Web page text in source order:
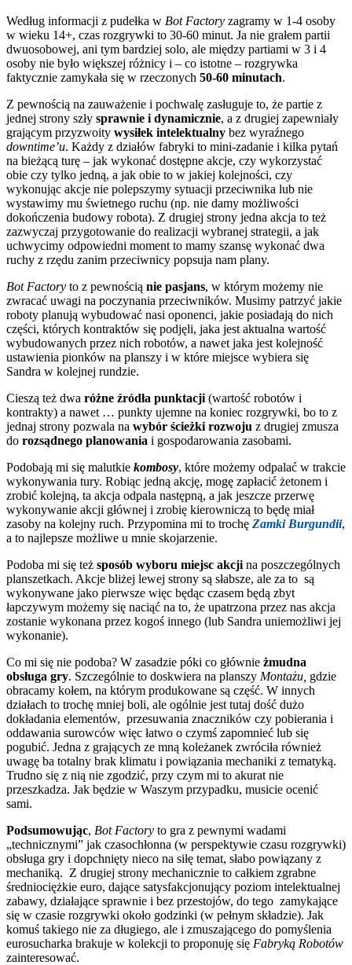
Według informacji z pudełka w Bot Factory zagramy w 1-4 osoby
w wieku 14+, czas rozgrywki to 30-60 minut. Ja nie grałem partii
dwuosobowej, ani tym bardziej solo, ale między partiami w 3 i 4
osoby nie było większej różnicy i – co istotne – rozgrywka
faktycznie zamykała się w rzeczonych 50-60 minutach.
Z pewnością na zauważenie i pochwalę zasługuje to, że partie z
jednej strony szły sprawnie i dynamicznie, a z drugiej zapewniały
grającym przyzwoity wysiłek intelektualny bez wyraźnego
downtime’u. Każdy z działów fabryki to mini-zadanie i kilka pytań
na bieżącą turę – jak wykonać dostępne akcje, czy wykorzystać
obie czy tylko jedną, a jak obie to w jakiej kolejności, czy
wykonując akcje nie polepszymy sytuacji przeciwnika lub nie
wystawimy mu świetnego ruchu (np. nie damy możliwości
dokończenia budowy robota). Z drugiej strony jedna akcja to też
zazwyczaj przygotowanie do realizacji wybranej strategii, a jak
uchwycimy odpowiedni moment to mamy szansę wykonać dwa
ruchy z rzędu zanim przeciwnicy popsuja nam plany.
Bot Factory to z pewnością nie pasjans, w którym możemy nie
zwracać uwagi na poczynania przeciwników. Musimy patrzyć jakie
roboty planują wybudować nasi oponenci, jakie posiadają do nich
części, których kontraktów się podjęli, jaka jest aktualna wartość
wybudowanych przez nich robotów, a nawet jaka jest kolejność
ustawienia pionków na planszy i w które miejsce wybiera się
Sandra w kolejnej rundzie.
Cieszą też dwa różne źródła punktacji (wartość robotów i
kontrakty) a nawet … punkty ujemne na koniec rozgrywki, bo to z
jednaj strony pozwala na wybór ścieżki rozwoju z drugiej zmusza
do rozsądnego planowania i gospodarowania zasobami.
Podobają mi się malutkie kombosy, które możemy odpalać w trakcie
wykonywania tury. Robiąc jedną akcję, mogę zapłacić żetonem i
zrobić kolejną, ta akcja odpala następną, a jak jeszcze przerwę
wykonywanie akcji głównej i zrobię kierowniczą to będę miał
zasoby na kolejny ruch. Przypomina mi to trochę Zamki Burgundii,
a to najlepsze możliwe u mnie skojarzenie.
Podoba mi się też sposób wyboru miejsc akcji na poszczególnych
planszetkach. Akcje bliżej lewej strony są słabsze, ale za to są
wykonywane jako pierwsze więc będąc czasem będą zbyt
łapczywym możemy się naciąć na to, że upatrzona przez nas akcja
zostanie wykonana przez kogoś innego (lub Sandra uniemożliwi jej
wykonanie).
Co mi się nie podoba? W zasadzie póki co głównie żmudna
obsługa gry. Szczególnie to doskwiera na planszy Montażu, gdzie
obracamy kołem, na którym produkowane są część. W innych
działach to trochę mniej boli, ale ogólnie jest tutaj dość dużo
dokładania elementów, przesuwania znaczników czy pobierania i
oddawania surowców więc łatwo o czymś zapomnieć lub się
pogubić. Jedna z grających ze mną koleżanek zwróciła również
uwagę ba totalny brak klimatu i powiązania mechaniki z tematyką.
Trudno się z nią nie zgodzić, przy czym mi to akurat nie
przeszkadza. Jak będzie w Waszym przypadku, musicie ocenić
sami.
Podsumowując, Bot Factory to gra z pewnymi wadami
„technicznymi” jak czasochłonna (w perspektywie czasu rozgrywki)
obsługa gry i dopchnięty nieco na siłę temat, słabo powiązany z
mechaniką. Z drugiej strony mechanicznie to całkiem zgrabne
średniociężkie euro, dające satysfakcjonujący poziom intelektualnej
zabawy, działające sprawnie i bez przestojów, do tego zamykające
się w czasie rozgrywki około godzinki (w pełnym składzie). Jak
komuś takiego nie za długiego, ale i zmuszającego do pomyślenia
eurosucharka brakuje w kolekcji to proponuję się Fabryką Robotów
zainteresować.